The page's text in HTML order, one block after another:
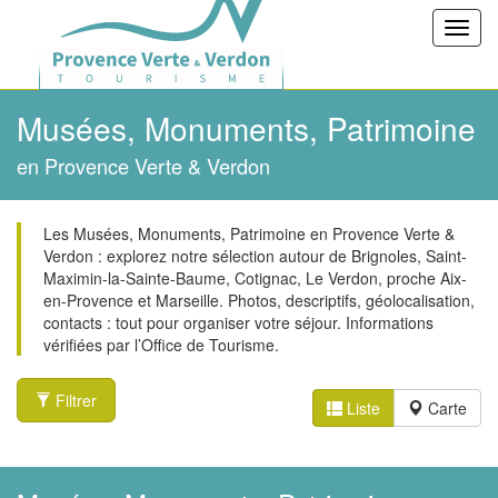
Musées, Monuments, Patrimoine
en Provence Verte & Verdon
Les Musées, Monuments, Patrimoine en Provence Verte &
Verdon : explorez notre sélection autour de Brignoles, Saint-
Maximin-la-Sainte-Baume, Cotignac, Le Verdon, proche Aix-
en-Provence et Marseille. Photos, descriptifs, géolocalisation,
contacts : tout pour organiser votre séjour. Informations
vérifiées par l’Office de Tourisme.
Filtrer Liste Carte